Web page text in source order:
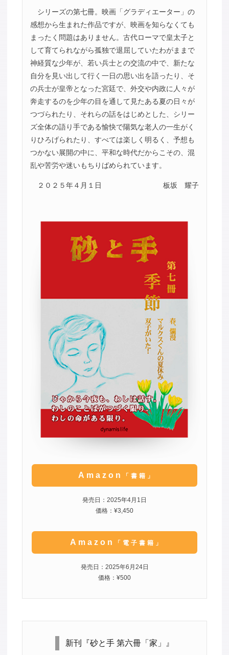
シリーズの第七冊。映画「グラディエーター」の
感想から生まれた作品ですが、映画を知らなくても
まったく問題はありません。古代ローマで皇太子と
して育てられながら孤独で退屈していたわがままで
神経質な少年が、若い兵士との交流の中で、新たな
自分を見い出して行く一日の思い出を語ったり、そ
の兵士が皇帝となった宮廷で、外交や内政に人々が
奔走するのを少年の目を通して見たある夏の日々が
つづられたり、それらの話をはじめとした、シリー
ズ全体の語り手である愉快で陽気な老人の一生がく
りひろげられたり、すべては楽しく明るく、予想も
つかない展開の中に、平和な時代だからこその、混
乱や苦労や迷いもちりばめられています。
２０２５年４月１日 板坂 耀子
Amazon 「書籍」
発売日：2025年4月1日
価格：¥3,450
Amazon 「電子書籍」
発売日：2025年6月24日
価格：¥500
新刊『砂と手 第六冊「家」』